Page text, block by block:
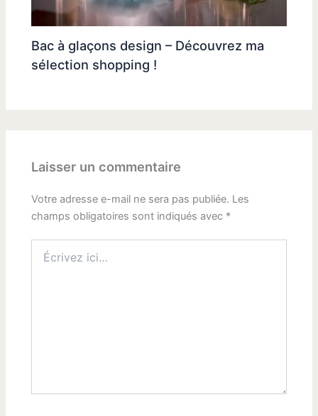
Bac à glaçons design – Découvrez ma
sélection shopping !
Laisser un commentaire
Votre adresse e-mail ne sera pas publiée. Les
champs obligatoires sont indiqués avec *
ici…